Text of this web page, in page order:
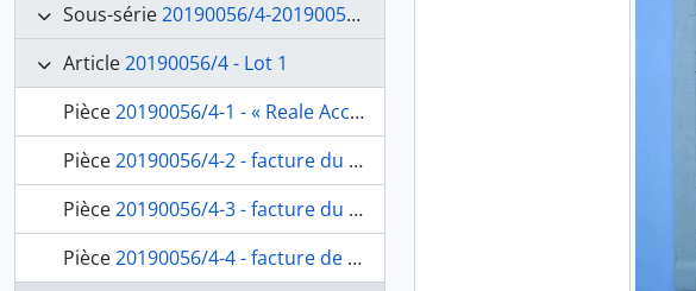
Sous-série20190056/4-20190056/5 - Exercice 1841
Article20190056/4 - Lot 1
Pièce20190056/4-1 - « Reale Accademia di Francia. Anno 1841 », pochette contenant les folios de 2 à 194, fol. 1
Pièce20190056/4-2 - facture du chaudronnier Francesco Massa, fol. 2
Pièce20190056/4-3 - facture du domestique de l’Académie Ferraro Concience, fol. 3
Pièce20190056/4-4 - facture de Giuseppe Cassetta, maître-menuisier, fol. 4-4bis